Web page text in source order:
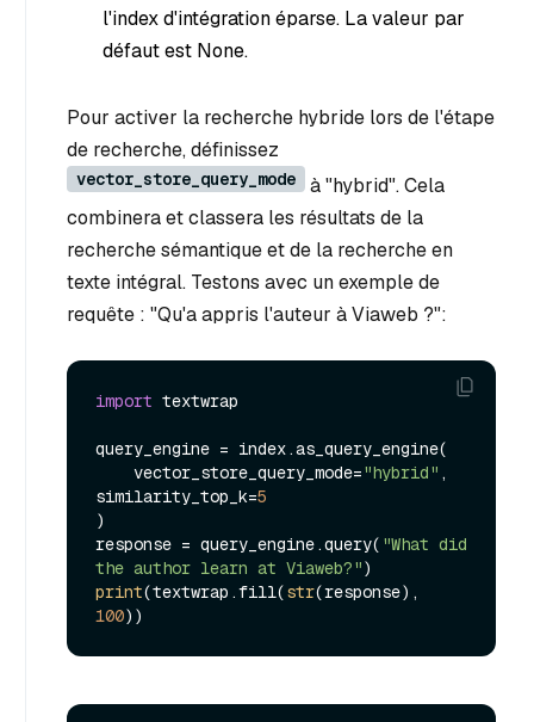
l'index d'intégration éparse. La valeur par
défaut est None.
Pour activer la recherche hybride lors de l'étape
de recherche, définissez
vector_store_query_mode
à "hybrid". Cela
combinera et classera les résultats de la
recherche sémantique et de la recherche en
texte intégral. Testons avec un exemple de
requête : "Qu'a appris l'auteur à Viaweb ?":
import textwrap
query_engine = index.as_query_engine(
    vector_store_query_mode=
"hybrid" ,
similarity_top_k=5
)
response = query_engine.query( "What did
the author learn at Viaweb?"
print(textwrap.fill(str
100